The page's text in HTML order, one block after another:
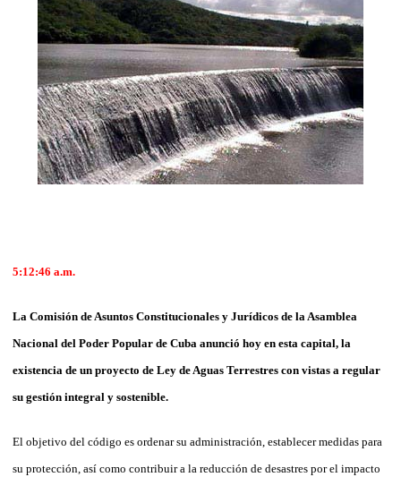
5:12:46 a.m.
La Comisión de Asuntos Constitucionales y Jurídicos de la Asamblea
Nacional del Poder Popular de Cuba anunció hoy en esta capital, la
existencia de un proyecto de Ley de Aguas Terrestres con vistas a regular
su gestión integral y sostenible.
El objetivo del código es ordenar su administración, establecer medidas para
su protección, así como contribuir a la reducción de desastres por el impacto